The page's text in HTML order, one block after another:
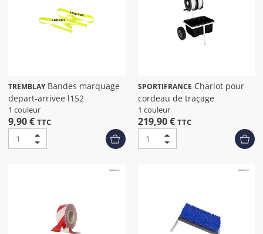
TREMBLAYBandes marquage
depart-arrivee l152
1 couleur
9,90 € TTC
SPORTIFRANCE
cordeau de traçage
1 couleur
219,90 € TTC